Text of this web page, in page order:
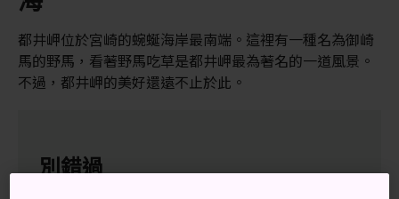
都井岬位於宮崎的蜿蜒海岸最南端。這裡有一種名為御崎
馬的野馬，看著野馬吃草是都井岬最為著名的一道風景。
不過，都井岬的美好還遠不止於此。
別錯過